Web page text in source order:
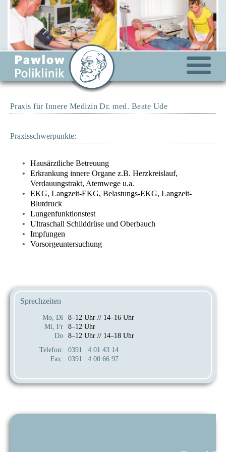
Praxis für Innere Medizin Dr. med. Beate Ude
Praxisschwerpunkte:
Hausärztliche Betreuung
Erkrankung innere Organe z.B. Herzkreislauf,
Verdauungstrakt, Atemwege u.a.
EKG, Langzeit-EKG, Belastungs-EKG, Langzeit-
Blutdruck
Lungenfunktionstest
Ultraschall Schilddrüse und Oberbauch
Impfungen
Vorsorgeuntersuchung
Sprechzeiten
Mo, Di
8–12 Uhr // 14–16 Uhr
Mi, Fr
8–12 Uhr
Do
8–12 Uhr // 14–18 Uhr
Telefon:
0391 | 4 01 43 14
Fax:
0391 | 4 00 66 97